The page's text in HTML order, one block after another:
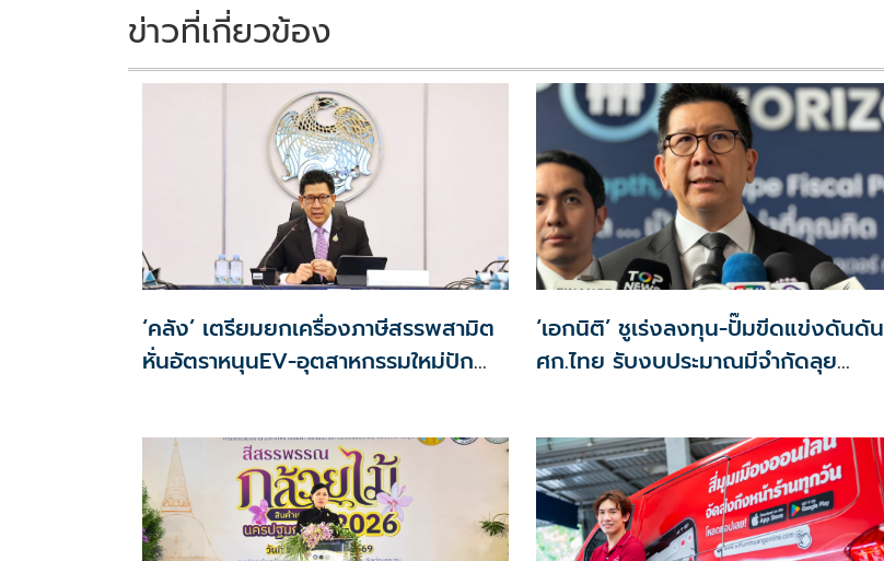
k k
ข่าวที่เกี่ยวข้อง
‘คลัง’ เตรียมยกเครื่องภาษีสรรพสามิต
หั่นอัตราหนุนEV-อุตสาหกรรมใหม่ปัก
‘เอกนิติ’ ชูเร่งลงทุน-ปั๊มขีดแข่งดันดัน
ศก.ไทย รับงบประมาณมีจำกัดลุย